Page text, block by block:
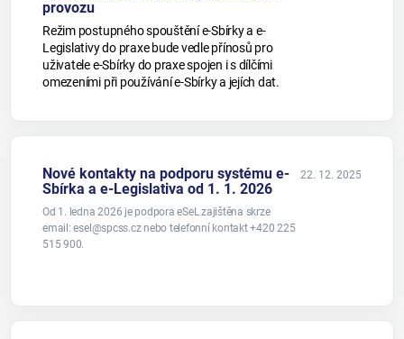
provozu
Režim postupného spouštění e-Sbírky a e-
Legislativy do praxe bude vedle přínosů pro
uživatele e-Sbírky do praxe spojen i s dílčími
omezeními při používání e-Sbírky a jejích dat.
Nové kontakty na podporu systému e-
Sbírka a e-Legislativa od 1. 1. 2026
Od 1. ledna 2026 je podpora eSeL zajištěna skrze
email: esel@spcss.cz nebo telefonní kontakt +420 225
515 900.
22. 12. 2025